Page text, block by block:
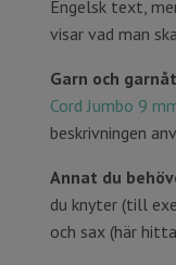
Engelsk text,
visar vad man
Garn och
Cord Jumbo 9
beskrivningen
Annat du
du knyter (till
och sax (här